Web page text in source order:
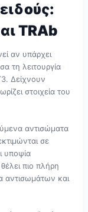
TRAb
αν υπάρχει
τη λειτουργία
Δείχνουν
στοιχεία του
αντισώματα
σε
υποψία
πιο πλήρη
αντισωμάτων και